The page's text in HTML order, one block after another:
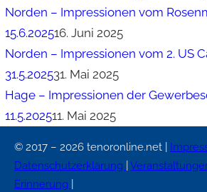
Norden – Impressionen vom
15.6.202516. Juni 2025
Norden – Impressionen vom 2. US
31.5.202531. Mai 2025
Hage – Impressionen der
11.5.202511. Mai 2025
© 2017 – 2026 tenoronline.net |
Datenschutzerklärung
Erinnerung